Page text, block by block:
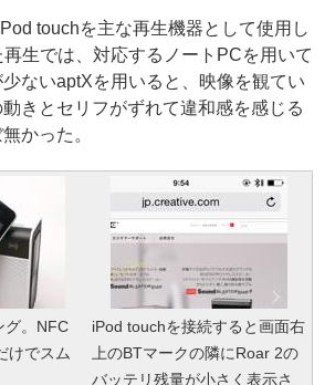
touchを主な再生機器として使用し
生では、対応するノートPCを用いて
ないaptXを用いると、映像を観てい
きとセリフがずれて違和感を感じる
かった。
グ。NFC
けでスム
iPod touchを接続すると画面右
上のBTマークの隣にRoar 2の
バッテリ残量が小さく表示さ